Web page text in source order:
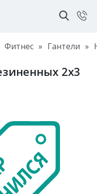
Фитнес » Гантели »
2х3